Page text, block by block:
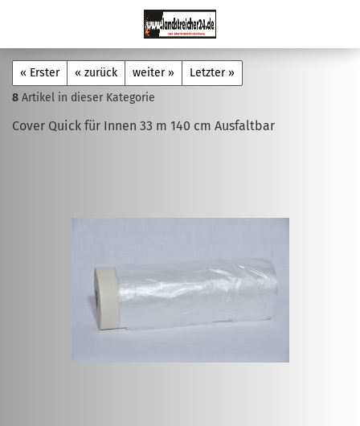
« Erster « zurück weiter »
Letzter »
8 Artikel in dieser Kategorie
Cover Quick für Innen 33 m 140 cm Ausfaltbar